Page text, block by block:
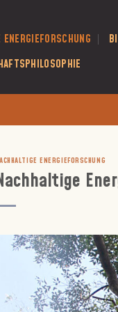
ENERGIEFORSCHUNG